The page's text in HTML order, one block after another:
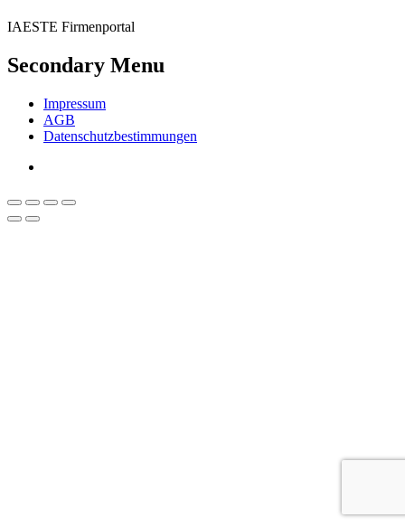
IAESTE Firmenportal
Secondary Menu
Impressum
AGB
Datenschutzbestimmungen